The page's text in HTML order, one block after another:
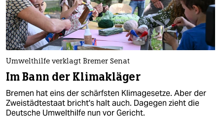
Umwelthilfe verklagt Bremer Senat
Im Bann der Klimakläger
Bremen hat eins der schärfsten Klimagesetze. Aber der
Zweistädtestaat bricht's halt auch. Dagegen zieht die
Deutsche Umwelthilfe nun vor Gericht.